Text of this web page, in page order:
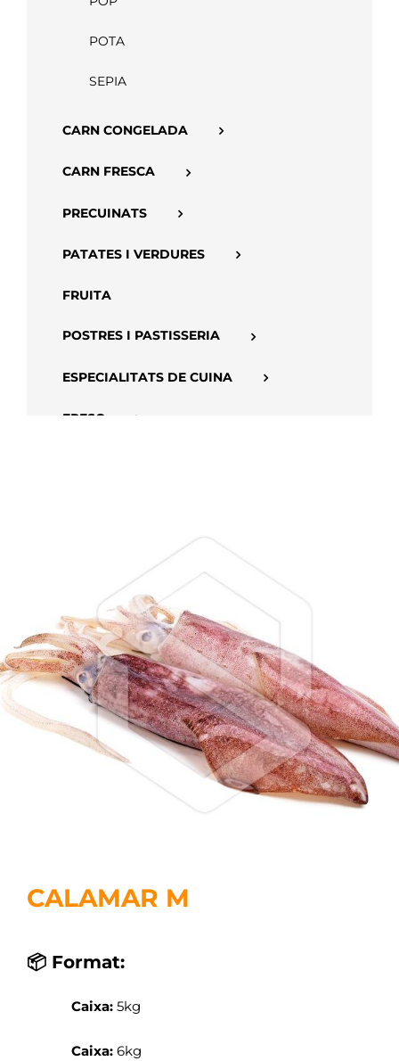
POTA
SEPIA
CARN CONGELADA
CARN FRESCA
PRECUINATS
PATATES I VERDURES
FRUITA
POSTRES I PASTISSERIA
ESPECIALITATS DE CUINA
FRESC
CALAMAR M
📦 Format:
Caixa: 5kg
Caixa: 6kg